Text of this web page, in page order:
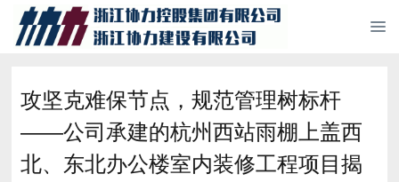
攻坚克难保节点，规范管理树标杆
——公司承建的杭州西站雨棚上盖西
北、东北办公楼室内装修工程项目揭